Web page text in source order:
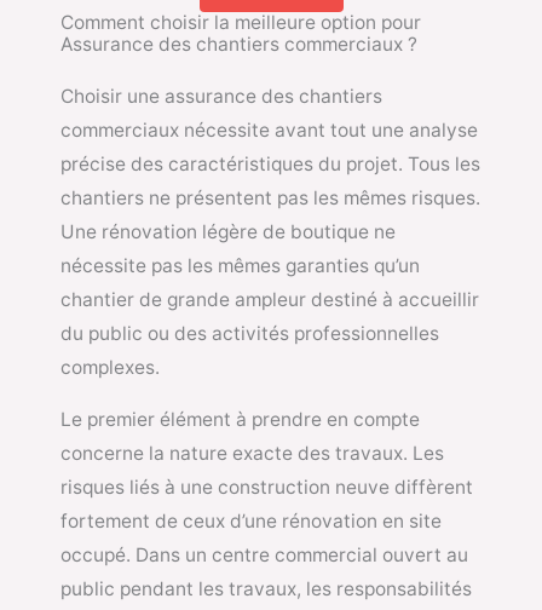
Comment choisir la meilleure option pour
Assurance des chantiers commerciaux ?
Choisir une assurance des chantiers
commerciaux nécessite avant tout une analyse
précise des caractéristiques du projet. Tous les
chantiers ne présentent pas les mêmes risques.
Une rénovation légère de boutique ne
nécessite pas les mêmes garanties qu’un
chantier de grande ampleur destiné à accueillir
du public ou des activités professionnelles
complexes.
Le premier élément à prendre en compte
concerne la nature exacte des travaux. Les
risques liés à une construction neuve diffèrent
fortement de ceux d’une rénovation en site
occupé. Dans un centre commercial ouvert au
public pendant les travaux, les responsabilités